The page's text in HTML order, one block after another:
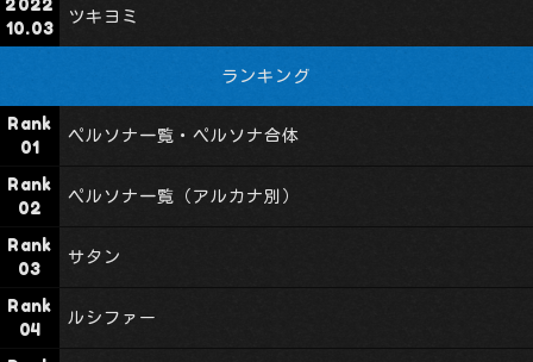
ツキヨミ
ランキング
ペルソナ一覧・ペルソナ合体
ペルソナ一覧（アルカナ別）
サタン
ルシファー